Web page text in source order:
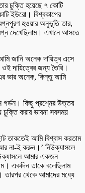
চুক্তি হয়েছে ৭ কোটি
ইউরো। বিশ্বকাপের
হওয়ার অনুভূতি তার,
দেখেছিলাম। এখানে আসতে
জানি অনেক দায়িত্ব এসে
দায়িত্বের জন্য তৈরি।
ভার অনেক, কিন্তু আমি
গর্ডন। কিছু প্রশ্নের উত্তর
চুক্তি করার ভাবনা সবসময়
তাকতেই আমি বিশ্বাস করতাম
আর না-ই করুন।’ নিউক্যাসলে
আমার একজন
একদিন তাকে বলেছিলাম
তারপর থেকে আমাদের মধ্যে